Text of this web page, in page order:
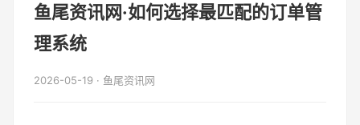
鱼尾资讯网·如何选择最匹配的订单管
理系统
2026-05-19 · 鱼尾资讯网